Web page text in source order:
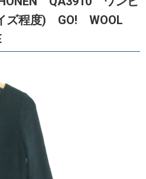
ズ程度) GO! WOOL